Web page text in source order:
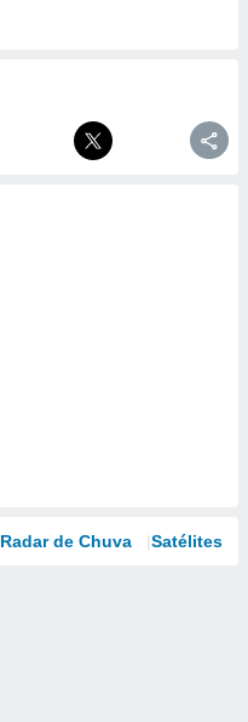
Radar de Chuva Satélites